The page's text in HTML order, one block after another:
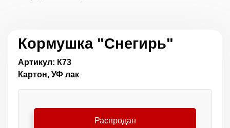
Кормушка "Снегирь"
Артикул: К73
Картон, УФ лак
Распродан